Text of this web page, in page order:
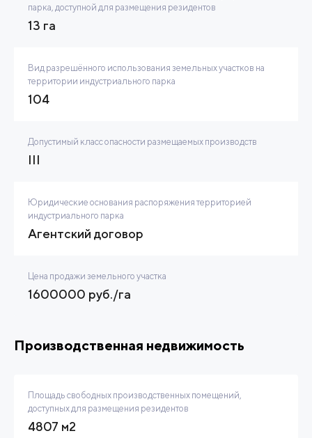
парка, доступной для размещения резидентов
13 га
Вид разрешённого использования земельных участков на
территории индустриального парка
104
Допустимый класс опасности размещаемых производств
III
Юридические основания распоряжения территорией
индустриального парка
Агентский договор
Цена продажи земельного участка
1600000 руб./га
Производственная недвижимость
Площадь свободных производственных помещений,
доступных для размещения резидентов
4807 м2